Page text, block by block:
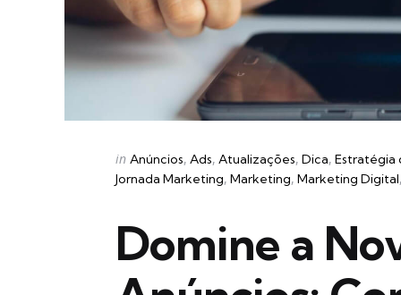
Categories
Posted
in
in Anúncios Ads Atualizações Dica Estratégia
Jornada Marketing Marketing Marketing Digital
Domine a